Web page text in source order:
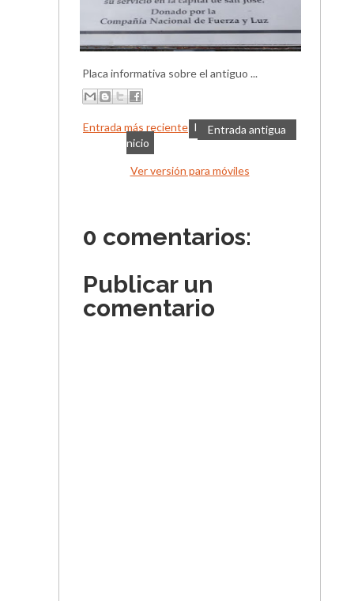
Placa informativa sobre el antiguo ...
Entrada más reciente Entrada antigua
I
nicio
Ver versión para móviles
0 comentarios:
Publicar un
comentario